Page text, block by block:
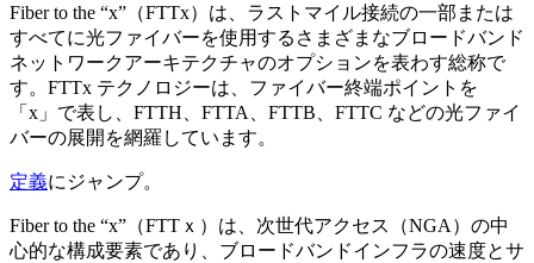
Fiber to the “x”（FTTx）は、ラストマイル接続の一部または
すべてに光ファイバーを使用するさまざまなブロードバンド
ネットワークアーキテクチャのオプションを表わす総称で
す。FTTx テクノロジーは、ファイバー終端ポイントを
「x」で表し、FTTH、FTTA、FTTB、FTTC などの光ファイ
バーの展開を網羅しています。
定義にジャンプ。
Fiber to the “x”（FTTｘ）は、次世代アクセス（NGA）の中
心的な構成要素であり、ブロードバンドインフラの速度とサ